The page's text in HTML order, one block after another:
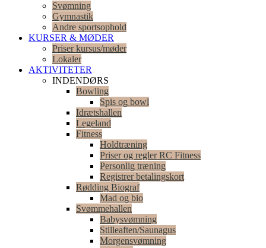
Svømning
Gymnastik
Andre sportsophold
KURSER & MØDER
Priser kursus/møder
Lokaler
AKTIVITETER
INDENDØRS
Bowling
Spis og bowl
Idrætshallen
Legeland
Fitness
Holdtræning
Priser og regler RC Fitness
Personlig træning
Registrer betalingskort
Rødding Biograf
Mad og bio
Svømmehallen
Babysvømning
Stilleaften/Saunagus
Morgensvømning